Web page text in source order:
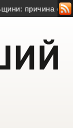
смерті –